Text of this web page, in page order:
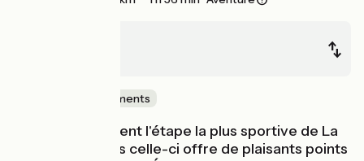
Châteaux & Monuments
Voici certainement l'étape la plus sportive de La
Véloscénie, mais celle-ci offre de plaisants points